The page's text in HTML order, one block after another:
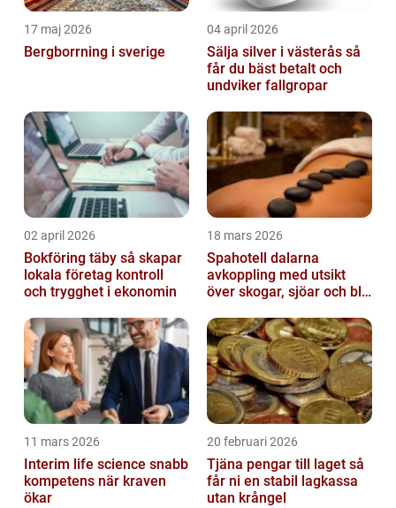
17 maj 2026
Bergborrning i sverige
04 april 2026
Sälja silver i västerås så
får du bäst betalt och
undviker fallgropar
02 april 2026
Bokföring täby så skapar
lokala företag kontroll
och trygghet i ekonomin
18 mars 2026
Spahotell dalarna
avkoppling med utsikt
över skogar, sjöar och blå
11 mars 2026
Interim life science snabb
kompetens när kraven
ökar
20 februari 2026
Tjäna pengar till laget så
får ni en stabil lagkassa
utan krångel